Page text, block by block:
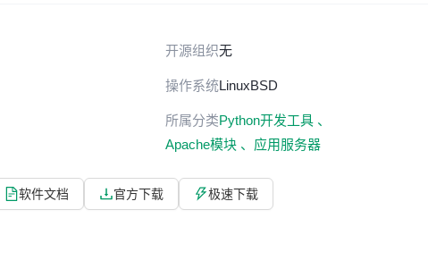
开源组织无
操作系统LinuxBSD
所属分类Python开发工具 、
Apache模块 、 应用服务器
软件文档 官方下载 极速下载